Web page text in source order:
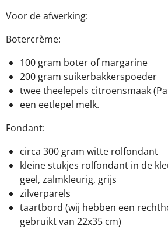
Voor de afwerking:
Botercrème:
100 gram boter of margarine
200 gram suikerbakkerspoeder
twee theelepels citroensmaak
een eetlepel melk.
Fondant:
circa 300 gram witte rolfondant
kleine stukjes rolfondant in de
geel, zalmkleurig, grijs
zilverparels
taartbord (wij hebben een
gebruikt van 22x35 cm)